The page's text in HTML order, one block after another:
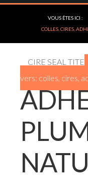
VOUS ÊTES ICI :
COLLES, CIRES,
CIRE SEAL TITE
vers: colles, cires,